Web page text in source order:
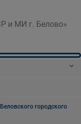
и МИ г. Белово»
городского